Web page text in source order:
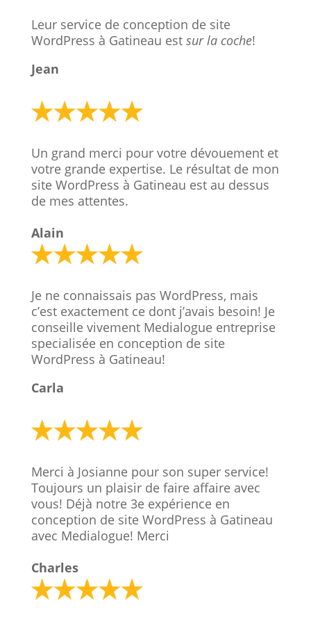
Leur service de conception de site
WordPress à Gatineau est sur la coche!
Jean
Un grand merci pour votre dévouement et
votre grande expertise. Le résultat de mon
site WordPress à Gatineau est au dessus
de mes attentes.
Alain
Je ne connaissais pas WordPress, mais
c’est exactement ce dont j’avais besoin! Je
conseille vivement Medialogue entreprise
specialisée en conception de site
WordPress à Gatineau!
Carla
Merci à Josianne pour son super service!
Toujours un plaisir de faire affaire avec
vous! Déjà notre 3e expérience en
conception de site WordPress à Gatineau
avec Medialogue! Merci
Charles